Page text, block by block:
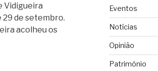
Vidigueira
de setembro.
acolheu os
Eventos
Notícias
Opinião
Património